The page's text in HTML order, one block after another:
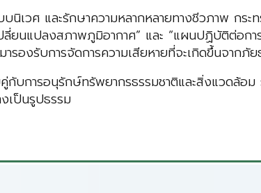
เวศ และรักษาความหลากหลายทางชีวภาพ กระ
ยนแปลงสภาพภูมิอากาศ” และ “แผนปฏิบัติต่อก
รองรับการจัดการความเสียหายที่จะเกิดขึ้นจากภัย
การอนุรักษ์ทรัพยากรธรรมชาติและสิ่งแวดล้อม
เป็นรูปธรรม